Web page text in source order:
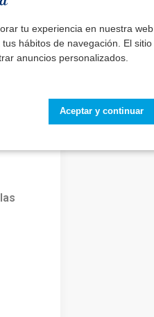
tu experiencia en nuestra web
hábitos de navegación. El sitio
anuncios personalizados.
Aceptar y continuar